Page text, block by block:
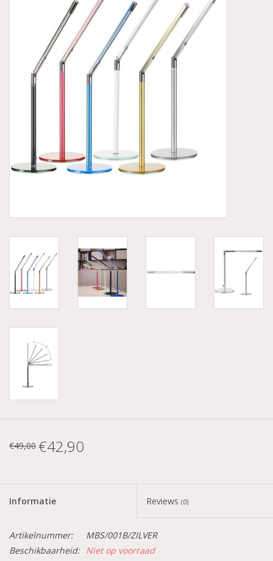
NailArt Producten
Aluminium koffer/Trolley
Apparatuur
Baby/Kinderkamer
€49,00 €42,90
Informatie Reviews (0)
Artikelnummer:
MBS/001B/ZILVER
Beschikbaarheid: Niet op voorraad